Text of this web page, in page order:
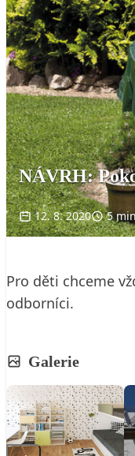
NÁVRH:
12. 8. 2020 5
Pro děti chceme
odborníci.
Galerie